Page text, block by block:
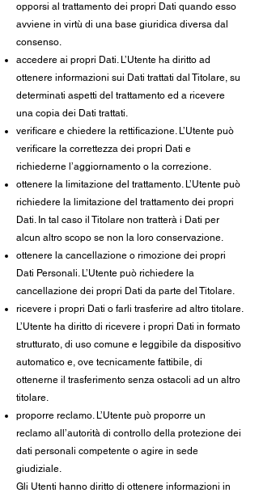
opporsi al trattamento dei propri Dati quando esso
avviene in virtù di una base giuridica diversa dal
consenso.
accedere ai propri Dati. L’Utente ha diritto ad
ottenere informazioni sui Dati trattati dal Titolare, su
determinati aspetti del trattamento ed a ricevere
una copia dei Dati trattati.
verificare e chiedere la rettificazione. L’Utente può
verificare la correttezza dei propri Dati e
richiederne l’aggiornamento o la correzione.
ottenere la limitazione del trattamento. L’Utente può
richiedere la limitazione del trattamento dei propri
Dati. In tal caso il Titolare non tratterà i Dati per
alcun altro scopo se non la loro conservazione.
ottenere la cancellazione o rimozione dei propri
Dati Personali. L’Utente può richiedere la
cancellazione dei propri Dati da parte del Titolare.
ricevere i propri Dati o farli trasferire ad altro titolare.
L’Utente ha diritto di ricevere i propri Dati in formato
strutturato, di uso comune e leggibile da dispositivo
automatico e, ove tecnicamente fattibile, di
ottenerne il trasferimento senza ostacoli ad un altro
titolare.
proporre reclamo. L’Utente può proporre un
reclamo all’autorità di controllo della protezione dei
dati personali competente o agire in sede
giudiziale.
Gli Utenti hanno diritto di ottenere informazioni in